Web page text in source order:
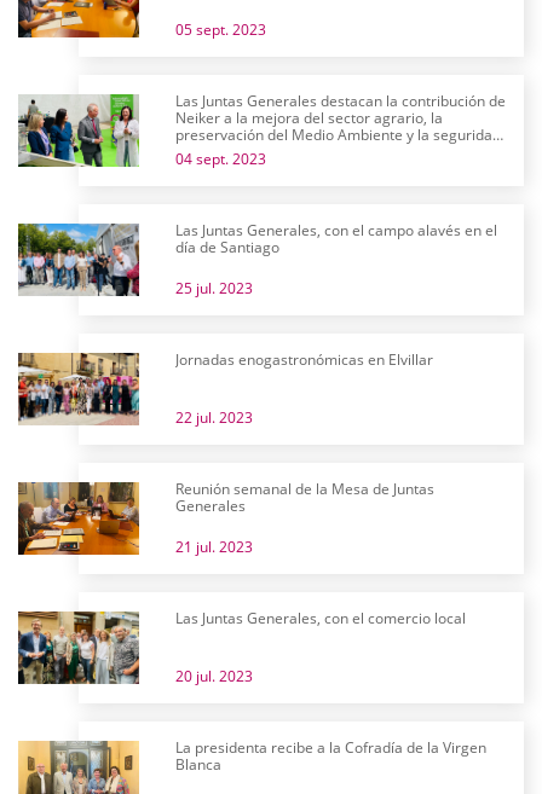
05 sept. 2023
Las Juntas Generales destacan la contribución de
Neiker a la mejora del sector agrario, la
preservación del Medio Ambiente y la seguridad
alimentaria en su 25 aniversario
04 sept. 2023
Las Juntas Generales, con el campo alavés en el
día de Santiago
25 jul. 2023
Jornadas enogastronómicas en Elvillar
22 jul. 2023
Reunión semanal de la Mesa de Juntas
Generales
21 jul. 2023
Las Juntas Generales, con el comercio local
20 jul. 2023
La presidenta recibe a la Cofradía de la Virgen
Blanca